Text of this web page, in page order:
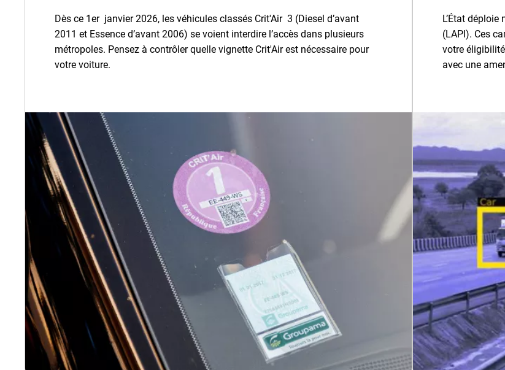
Dès ce 1er janvier 2026, les véhicules classés Crit'Air 3 (Diesel d’avant
2011 et Essence d’avant 2006) se voient interdire l’accès dans plusieurs
métropoles. Pensez à contrôler quelle vignette Crit'Air est nécessaire pour
votre voiture.
L’État
(LAPI). Ces
votre
avec une